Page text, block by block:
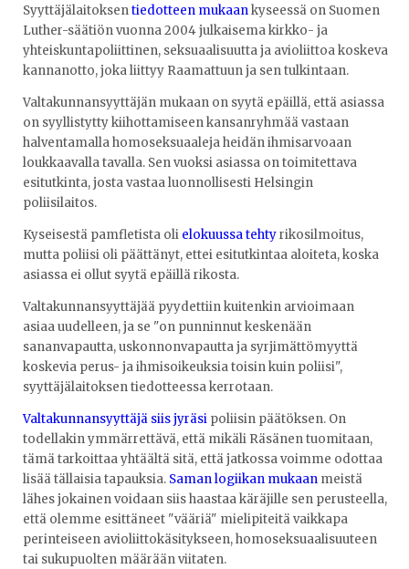
Syyttäjälaitoksentiedotteen mukaankyseessä on Suomen
Luther-säätiön vuonna 2004 julkaisema kirkko- ja
yhteiskuntapoliittinen, seksuaalisuutta ja avioliittoa koskeva
kannanotto, joka liittyy Raamattuun ja sen tulkintaan.
Valtakunnansyyttäjän mukaan on syytä epäillä, että asiassa
on syyllistytty kiihottamiseen kansanryhmää vastaan
halventamalla homoseksuaaleja heidän ihmisarvoaan
loukkaavalla tavalla. Sen vuoksi asiassa on toimitettava
esitutkinta, josta vastaa luonnollisesti Helsingin
poliisilaitos.
Kyseisestä pamfletista oli elokuussa tehtyrikosilmoitus,
mutta poliisi oli päättänyt, ettei esitutkintaa aloiteta, koska
asiassa ei ollut syytä epäillä rikosta.
Valtakunnansyyttäjää pyydettiin kuitenkin arvioimaan
asiaa uudelleen, ja se "on punninnut keskenään
sananvapautta, uskonnonvapautta ja syrjimättömyyttä
koskevia perus- ja ihmisoikeuksia toisin kuin poliisi",
syyttäjälaitoksen tiedotteessa kerrotaan.
Valtakunnansyyttäjä siis jyräsi poliisin päätöksen. On
todellakin ymmärrettävä, että mikäli Räsänen tuomitaan,
tämä tarkoittaa yhtäältä sitä, että jatkossa voimme odottaa
lisää tällaisia tapauksia. Saman logiikan mukaan meistä
lähes jokainen voidaan siis haastaa käräjille sen perusteella,
että olemme esittäneet "vääriä" mielipiteitä vaikkapa
perinteiseen avioliittokäsitykseen, homoseksuaalisuuteen
tai sukupuolten määrään viitaten.